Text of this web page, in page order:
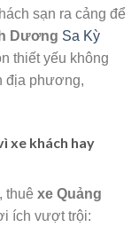
sạn ra cảng để
Dương Sa Kỳ
thiết yếu không
địa phương,
xe khách hay
thuê xe Quảng
ích vượt trội: